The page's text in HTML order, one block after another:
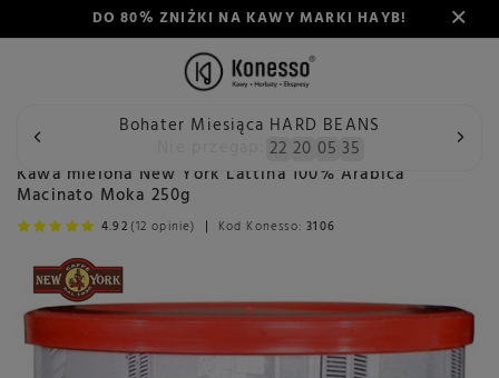
DO 80% ZNIŻKI NA KAWY MARKI HAYB!
Bohater Miesiąca HARD BEANS
22 20 05 34
Wstecz Konesso Kawa Przeznaczenie Do kawiarki
Kawa mielona New York Lattina 100% Arabica
Macinato Moka 250g
4.92 (12 opinie) Kod Konesso:3106